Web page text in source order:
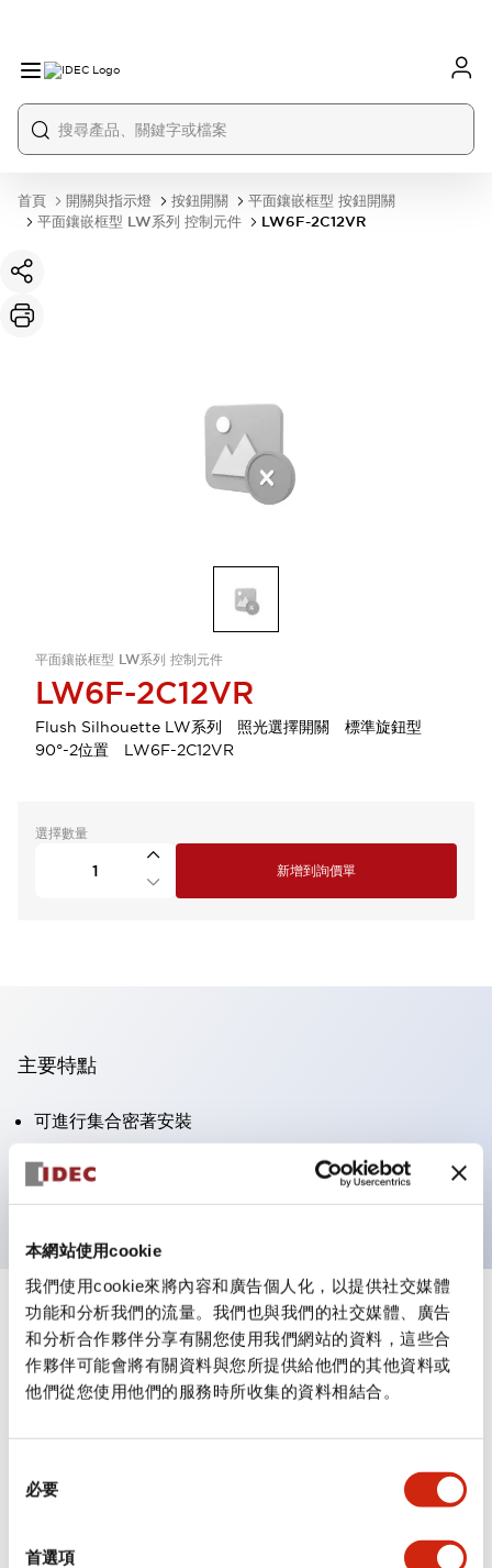
本網站使用cookie
我們使用cookie來將內容和廣告個人化，以提供社交媒體
功能和分析我們的流量。我們也與我們的社交媒體、廣告
和分析合作夥伴分享有關您使用我們網站的資料，這些合
作夥伴可能會將有關資料與您所提供給他們的其他資料或
他們從您使用他們的服務時所收集的資料相結合。
必要
首選項
首頁 開關與指示燈 按鈕開關
平面鑲嵌框型 按鈕開關
平面鑲嵌框型 LW系列 控制元件
LW6F-2C12VR
平面鑲嵌框型 LW系列 控制元件
LW6F-2C12VR
Flush Silhouette LW系列 照光選擇開關 標準旋鈕型
90°-2位置 LW6F-2C12VR
選擇數量
新增到詢價單
主要特點
可進行集合密著安裝
附鎖選擇開關採用高安全性的彈子鎖結構
防護結構為IP65（IEC60529）
規格 顯示全部
審美規範
環境規範
功能規格